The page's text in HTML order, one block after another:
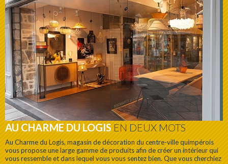
AU CHARME DU LOGISEN DEUX MOTS
Au Charme du Logis, magasin de décoration du centre-ville quimpérois
vous propose une large gamme de produits afin de créer un intérieur qui
vous ressemble et dans lequel vous vous sentez bien. Que vous cherchiez